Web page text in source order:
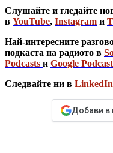
Слушайте и гледайте
в YouTube, Instagram и
Най-интересните
подкаста на радиото в
Podcasts и Google
Следвайте ни в LinkedIn
Добави в